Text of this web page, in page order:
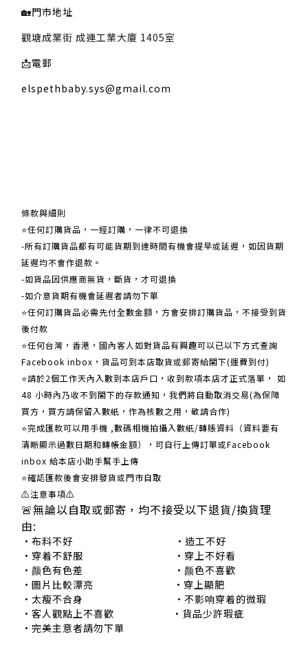
🏡門市地址
觀塘成業街 成運工業大廈 1405室
📩電郵
elspethbaby.sys@gmail.com
條款與細則
⭐任何訂購貨品，一經訂購，一律不可退換
-所有訂購貨品都有可能貨期到達時間有機會提早或延遲，如因貨期
延遲均不會作退款。
-如貨品因供應商無貨，斷貨，才可退換
-如介意貨期有機會延遲者請勿下單
⭐任何訂購貨品必需先付全數金額，方會安排訂購貨品，不接受到貨
後付款
⭐任何台灣，香港，國內客人如對貨品有興趣可以已以下方式查詢
Facebook inbox，貨品可到本店取貨或郵寄給閣下(運費到付)
​​⭐請於2個工作天內入數到本店戶口，收到款項本店才正式落單， 如
48 小時內乃收不到閣下的存款通知，我們將自動取消交易(為保障
買方，買方請保留入數紙，作為核數之用，敬請合作)
⭐完成匯款可以用手機 ,數碼相機拍攝入數紙/轉賬資料（資料要有
清晰顯示過數日期和轉帳金額），可自行上傳訂單或Facebook
inbox 給本店小助手幫手上傳
⭐確認匯款後會安排發貨或門市自取
⚠注意事項⚠
🚨無論以自取或郵寄，均不接受以下退貨/換貨理
由:
•布料不好 •造工不好
•穿着不舒服 •穿上不好看
•颜色有色差 •颜色不喜歡
•圖片比較漂亮 •穿上顯肥
•太瘦不合身 •不影响穿着的微瑕
•客人觀點上不喜歡 •貨品少許瑕疵
•完美主意者請勿下單